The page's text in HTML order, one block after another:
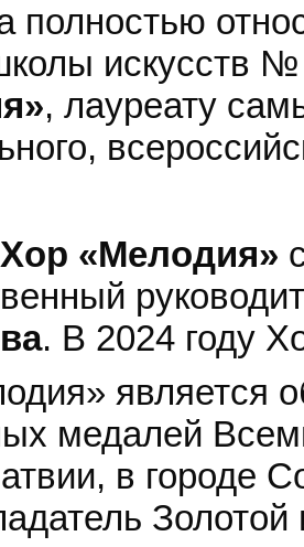
полностью
искусств
, лауреату
«Мелодия»
. В 2024 году
является
медалей
в городе